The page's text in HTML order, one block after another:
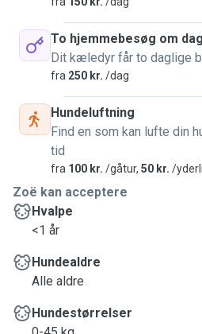
So please contact me if I'm the
of your pets, so they can receive
To hjemmebesøg om
Dit kæledyr får to daglige
fra 250 kr. /dag
Hundeluftning
Find en som kan lufte din
tid
fra 100 kr. /gåtur, 50 kr. /
Zoë kan acceptere
Hvalpe
<1 år
Hundealdre
Alle aldre
Hundestørrelser